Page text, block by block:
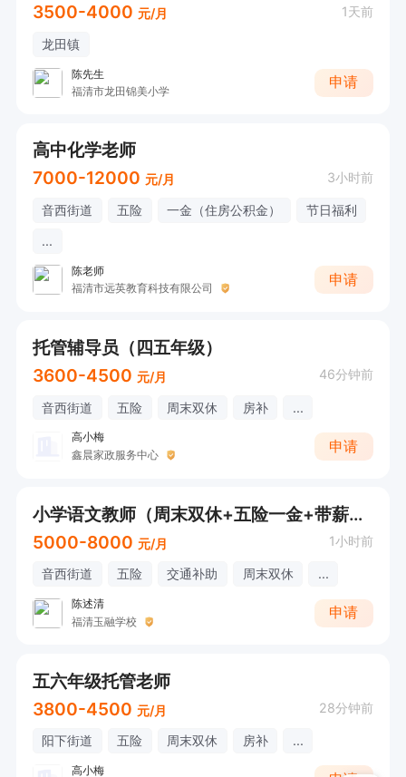
3500-4000 元/月 1天前
龙田镇
陈先生
福清市龙田锦美小学
申请
高中化学老师
7000-12000 元/月 3小时前
音西街道 五险 一金（住房公积金）
节日福利
...
陈老师
福清市远英教育科技有限公司
申请
托管辅导员（四五年级）
3600-4500 元/月 46分钟前
音西街道 五险 周末双休 房补 ...
高小梅
鑫晨家政服务中心
申请
小学语文教师（周末双休+五险一金+带薪寒暑假+法定节假日）
5000-8000 元/月 1小时前
音西街道 五险 交通补助 周末双休 ...
陈述清
福清玉融学校
申请
五六年级托管老师
3800-4500 元/月 28分钟前
阳下街道 五险 周末双休 房补 ...
高小梅